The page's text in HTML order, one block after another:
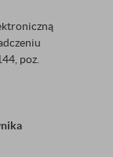
poz.